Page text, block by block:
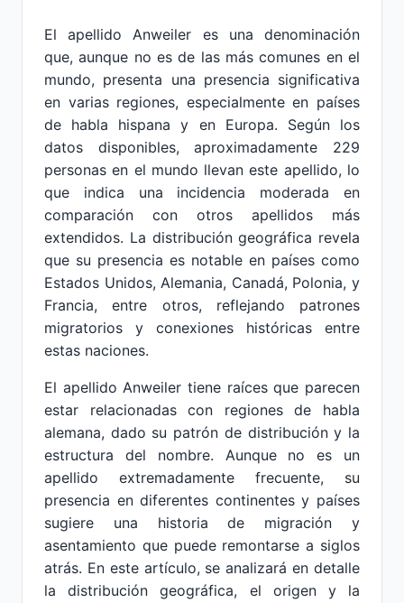
El apellido Anweiler es una denominación
que, aunque no es de las más comunes en el
mundo, presenta una presencia significativa
en varias regiones, especialmente en países
de habla hispana y en Europa. Según los
datos disponibles, aproximadamente 229
personas en el mundo llevan este apellido, lo
que indica una incidencia moderada en
comparación con otros apellidos más
extendidos. La distribución geográfica revela
que su presencia es notable en países como
Estados Unidos, Alemania, Canadá, Polonia, y
Francia, entre otros, reflejando patrones
migratorios y conexiones históricas entre
estas naciones.
El apellido Anweiler tiene raíces que parecen
estar relacionadas con regiones de habla
alemana, dado su patrón de distribución y la
estructura del nombre. Aunque no es un
apellido extremadamente frecuente, su
presencia en diferentes continentes y países
sugiere una historia de migración y
asentamiento que puede remontarse a siglos
atrás. En este artículo, se analizará en detalle
la distribución geográfica, el origen y la